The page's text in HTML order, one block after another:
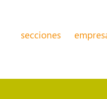
secciones